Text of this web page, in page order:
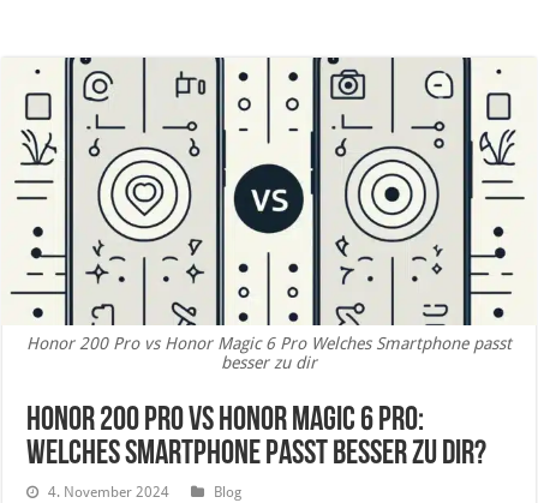
Honor 200 Pro vs Honor Magic 6 Pro Welches Smartphone passt
besser zu dir
Honor 200 Pro vs Honor Magic 6 Pro:
Welches Smartphone passt besser zu dir?
4. November 2024 Blog